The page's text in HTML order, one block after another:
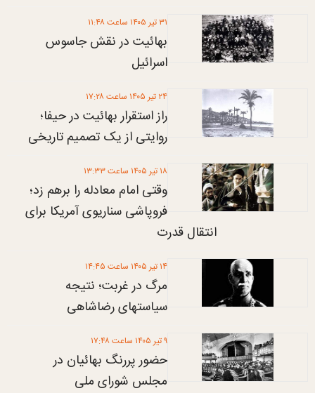
۳۱ تير ۱۴۰۵ ساعت ۱۱:۴۸
بهائیت در نقش جاسوس
اسرائیل
۲۴ تير ۱۴۰۵ ساعت ۱۷:۲۸
راز استقرار بهائیت در حیفا؛
روایتی از یک تصمیم تاریخی
۱۸ تير ۱۴۰۵ ساعت ۱۳:۳۳
وقتی امام معادله را برهم زد؛
فروپاشی سناریوی آمریکا برای
انتقال قدرت
۱۴ تير ۱۴۰۵ ساعت ۱۴:۴۵
مرگ در غربت؛ نتیجه
سیاستهای رضاشاهی
۹ تير ۱۴۰۵ ساعت ۱۷:۴۸
حضور پررنگ بهائیان در
مجلس شورای ملی